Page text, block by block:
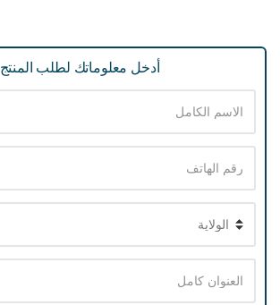
أدخل معلوماتك لطلب المنتج